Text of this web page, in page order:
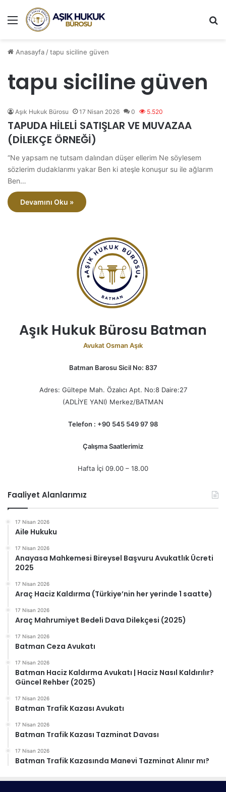
Menü
Anasayfa/tapu siciline güven
tapu siciline güven
Aşık Hukuk Bürosu 17 Nisan 2026 0 5.520
TAPUDA HİLELİ SATIŞLAR VE MUVAZAA
(DİLEKÇE ÖRNEĞİ)
“Ne yapsam ne tutsam dalından düşer ellerim Ne söylesem
sözlerim dudaklarımı yakar Ben ki ateşle konuşur su ile ağlarım
Ben…
Devamını Oku »
Aşık Hukuk Bürosu Batman
Avukat Osman Aşık
Batman Barosu Sicil No: 837
Adres: Gültepe Mah. Özalıcı Apt. No:8 Daire:27
(ADLİYE YANI) Merkez/BATMAN
Telefon : +90 545 549 97 98
Çalışma Saatlerimiz
Hafta İçi 09.00 – 18.00
Faaliyet Alanlarımız
17 Nisan 2026
Aile Hukuku
17 Nisan 2026
Anayasa Mahkemesi Bireysel Başvuru Avukatlık Ücreti
2025
17 Nisan 2026
Araç Haciz Kaldırma (Türkiye’nin her yerinde 1 saatte)
17 Nisan 2026
Araç Mahrumiyet Bedeli Dava Dilekçesi (2025)
17 Nisan 2026
Batman Ceza Avukatı
17 Nisan 2026
Batman Haciz Kaldırma Avukatı | Haciz Nasıl Kaldırılır?
Güncel Rehber (2025)
17 Nisan 2026
Batman Trafik Kazası Avukatı
17 Nisan 2026
Batman Trafik Kazası Tazminat Davası
17 Nisan 2026
Batman Trafik Kazasında Manevi Tazminat Alınır mı?